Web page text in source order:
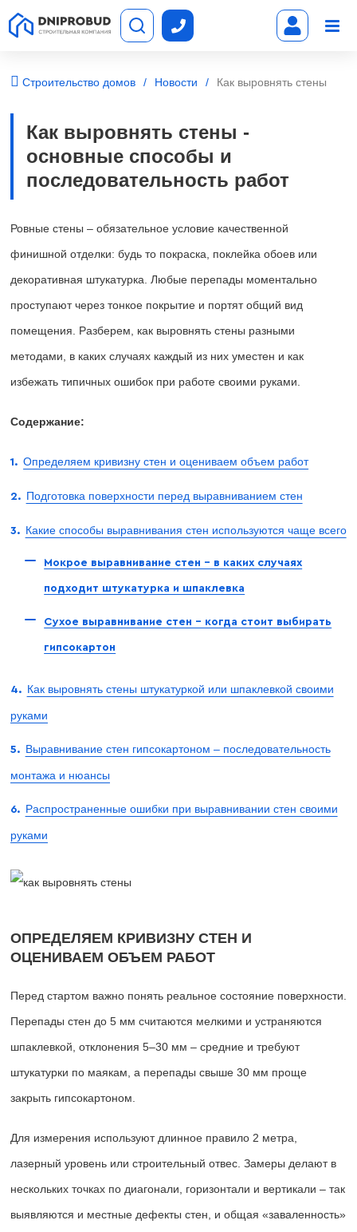
Строительство домов Новости Как выровнять стены
Как выровнять стены -
основные способы и
последовательность работ
Ровные стены – обязательное условие качественной
финишной отделки: будь то покраска, поклейка обоев или
декоративная штукатурка. Любые перепады моментально
проступают через тонкое покрытие и портят общий вид
помещения. Разберем, как выровнять стены разными
методами, в каких случаях каждый из них уместен и как
избежать типичных ошибок при работе своими руками.
Содержание:
Определяем кривизну стен и оцениваем объем работ
Подготовка поверхности перед выравниванием стен
Какие способы выравнивания стен используются чаще всего
Мокрое выравнивание стен – в каких случаях
подходит штукатурка и шпаклевка
Сухое выравнивание стен – когда стоит выбирать
гипсокартон
Как выровнять стены штукатуркой или шпаклевкой своими
руками
Выравнивание стен гипсокартоном – последовательность
монтажа и нюансы
Распространенные ошибки при выравнивании стен своими
руками
ОПРЕДЕЛЯЕМ КРИВИЗНУ СТЕН И
ОЦЕНИВАЕМ ОБЪЕМ РАБОТ
Перед стартом важно понять реальное состояние поверхности.
Перепады стен до 5 мм считаются мелкими и устраняются
шпаклевкой, отклонения 5–30 мм – средние и требуют
штукатурки по маякам, а перепады свыше 30 мм проще
закрыть гипсокартоном.
Для измерения используют длинное правило 2 метра,
лазерный уровень или строительный отвес. Замеры делают в
нескольких точках по диагонали, горизонтали и вертикали – так
выявляются и местные дефекты стен, и общая «заваленность»